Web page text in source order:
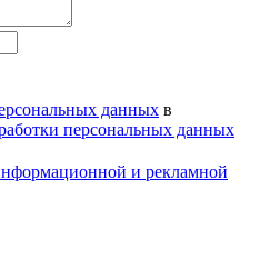
данных в
персональных данных
и рекламной